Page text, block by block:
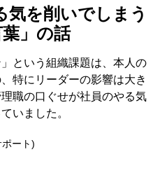
気を削いでしまう
」の話
という組織課題は、本人の
特にリーダーの影響は大き
職の口ぐせが社員のやる気
いました。
ート)